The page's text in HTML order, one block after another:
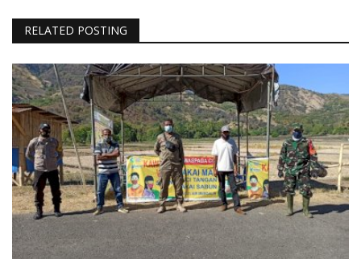
RELATED POSTING